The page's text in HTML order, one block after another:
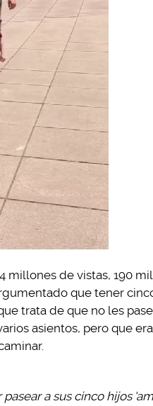
millones de vistas, 190
que tener
trata de que no les
asientos, pero que
a sus cinco hijos